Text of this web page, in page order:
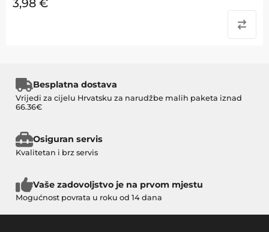
3,98 €
Besplatna dostava
Vrijedi za cijelu Hrvatsku za narudžbe malih paketa iznad
66.36€
Osiguran servis
Kvalitetan i brz servis
Vaše zadovoljstvo je na prvom mjestu
Mogućnost povrata u roku od 14 dana